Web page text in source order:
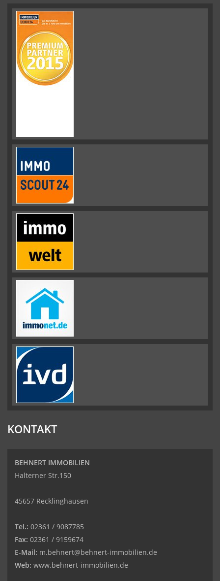
KONTAKT
BEHNERT IMMOBILIEN
Halterner Str.150
45657 Recklinghausen
Tel.: 02361 / 9087785
Fax: 02361 / 9159674
E-Mail: m.behnert@behnert-immobilien.de
Web: www.behnert-immobilien.de